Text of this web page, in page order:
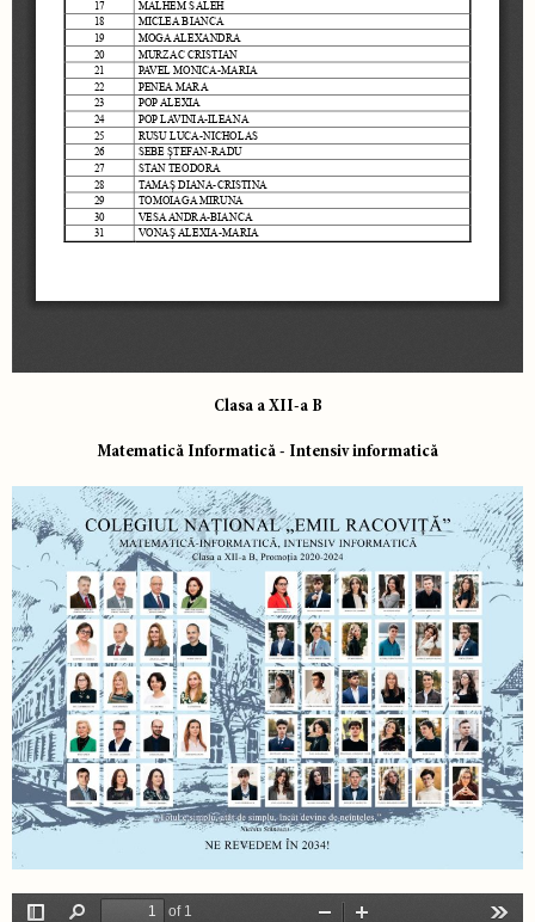
Clasa a XII-a B
Matematică Informatică - Intensiv informatică